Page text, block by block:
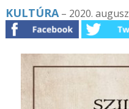
KULTÚRA– 2020.